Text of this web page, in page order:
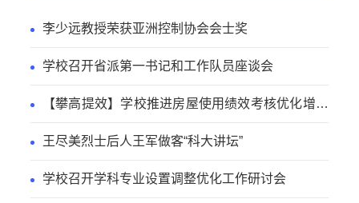
李少远教授荣获亚洲控制协会会士奖
学校召开省派第一书记和工作队员座谈会
【攀高提效】学校推进房屋使用绩效考核优化增效
王尽美烈士后人王军做客“科大讲坛”
学校召开学科专业设置调整优化工作研讨会